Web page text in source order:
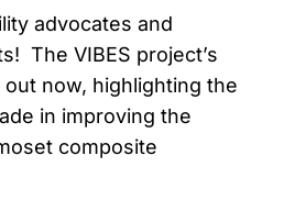
advocates and
The VIBES project’s
now, highlighting the
in improving the
composite